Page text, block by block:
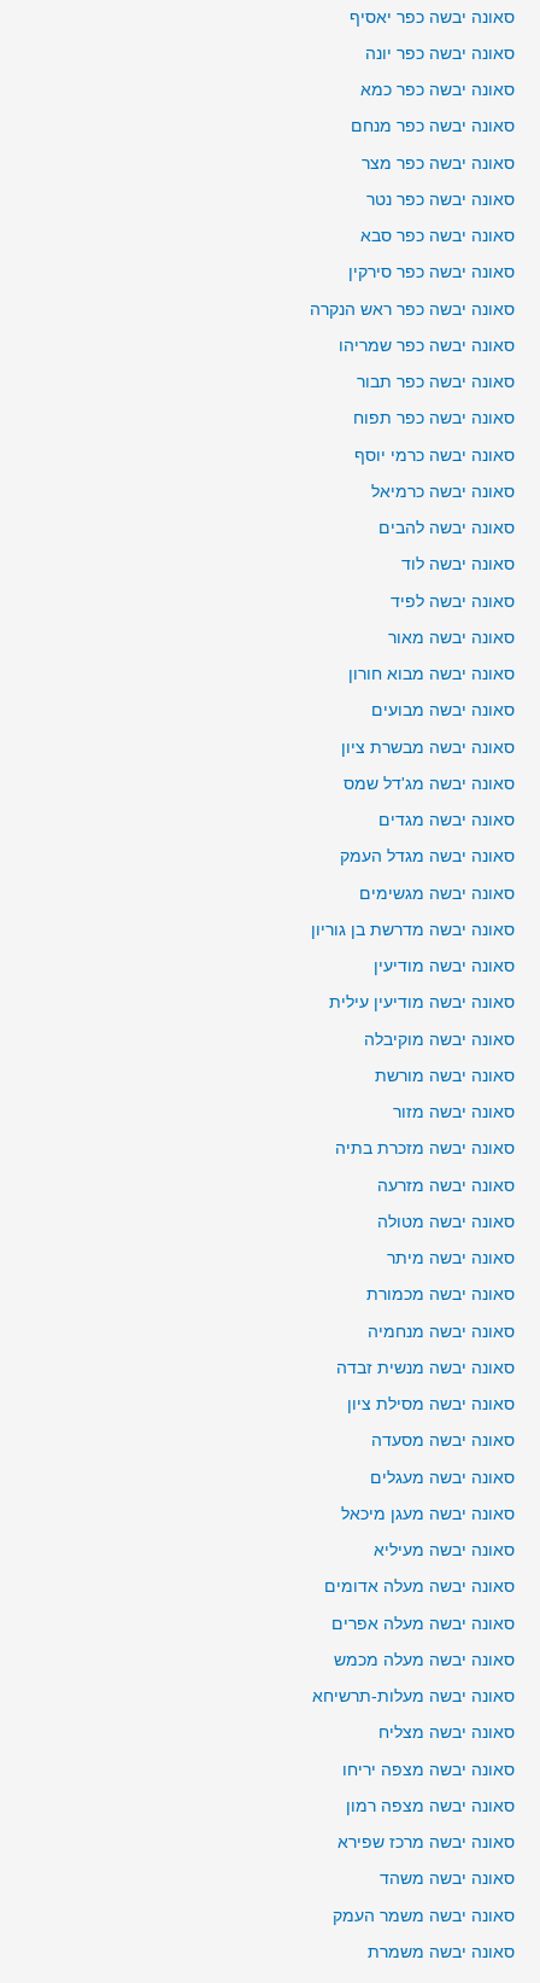
סאונה יבשה כפר יאסיף
סאונה יבשה כפר יונה
סאונה יבשה כפר כמא
סאונה יבשה כפר מנחם
סאונה יבשה כפר מצר
סאונה יבשה כפר נטר
סאונה יבשה כפר סבא
סאונה יבשה כפר סירקין
סאונה יבשה כפר ראש הנקרה
סאונה יבשה כפר שמריהו
סאונה יבשה כפר תבור
סאונה יבשה כפר תפוח
סאונה יבשה כרמי יוסף
סאונה יבשה כרמיאל
סאונה יבשה להבים
סאונה יבשה לוד
סאונה יבשה לפיד
סאונה יבשה מאור
סאונה יבשה מבוא חורון
סאונה יבשה מבועים
סאונה יבשה מבשרת ציון
סאונה יבשה מג'דל שמס
סאונה יבשה מגדים
סאונה יבשה מגדל העמק
סאונה יבשה מגשימים
סאונה יבשה מדרשת בן גוריון
סאונה יבשה מודיעין
סאונה יבשה מודיעין עילית
סאונה יבשה מוקיבלה
סאונה יבשה מורשת
סאונה יבשה מזור
סאונה יבשה מזכרת בתיה
סאונה יבשה מזרעה
סאונה יבשה מטולה
סאונה יבשה מיתר
סאונה יבשה מכמורת
סאונה יבשה מנחמיה
סאונה יבשה מנשית זבדה
סאונה יבשה מסילת ציון
סאונה יבשה מסעדה
סאונה יבשה מעגלים
סאונה יבשה מעגן מיכאל
סאונה יבשה מעיליא
סאונה יבשה מעלה אדומים
סאונה יבשה מעלה אפרים
סאונה יבשה מעלה מכמש
סאונה יבשה מעלות-תרשיחא
סאונה יבשה מצליח
סאונה יבשה מצפה יריחו
סאונה יבשה מצפה רמון
סאונה יבשה מרכז שפירא
סאונה יבשה משהד
סאונה יבשה משמר העמק
סאונה יבשה משמרת